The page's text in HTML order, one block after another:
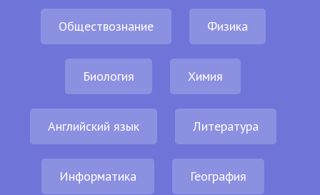
Обществознание Физика
Биология Химия
Английский язык Литература
Информатика География